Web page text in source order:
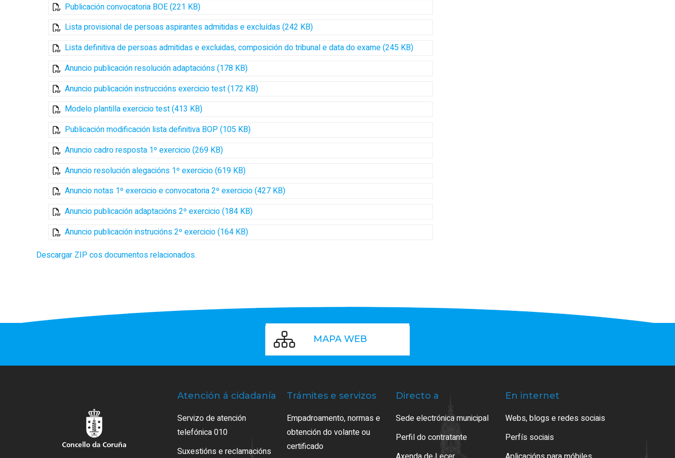
Publicación convocatoria BOE (221 KB)
Lista provisional de persoas aspirantes admitidas e excluídas (242 KB)
Lista definitiva de persoas admitidas e excluidas, composición do tribunal e data do exame (245 KB)
Anuncio publicación resolución adaptacións (178 KB)
Anuncio publicación instruccións exercicio test (172 KB)
Modelo plantilla exercicio test (413 KB)
Publicación modificación lista definitiva BOP (105 KB)
Anuncio cadro resposta 1º exercicio (269 KB)
Anuncio resolución alegacións 1º exercicio (619 KB)
Anuncio notas 1º exercicio e convocatoria 2º exercicio (427 KB)
Anuncio publicación adaptacións 2º exercicio (184 KB)
Anuncio publicación instrucións 2º exercicio (164 KB)
Descargar ZIP cos documentos relacionados.
MAPA WEB
Atención á cidadanía
Servizo de atención
telefónica 010
Suxestións e reclamacións
Trámites e servizos
Empadroamento, normas e
obtención do volante ou
certificado
Directo a
Sede electrónica municipal
Perfil do contratante
En internet
Webs, blogs e redes sociais
Perfís sociais